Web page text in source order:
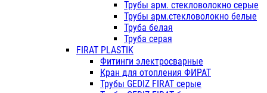
Трубы арм. стекловолокно серые
Трубы арм.стекловолокно белые
Труба белая
Труба серая
FIRAT PLASTIK
Фитинги электросварные
Кран для отопления ФИРАТ
Трубы GEDIZ FIRAT серые